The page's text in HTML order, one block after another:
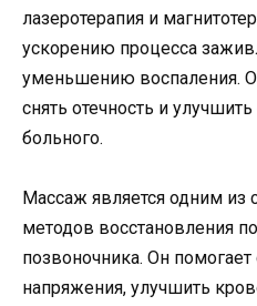
лазеротерапия и
ускорению процесса
уменьшению воспаления.
снять отечность и
больного.
Массаж является одним
методов восстановления
позвоночника. Он
напряжения, улучшить